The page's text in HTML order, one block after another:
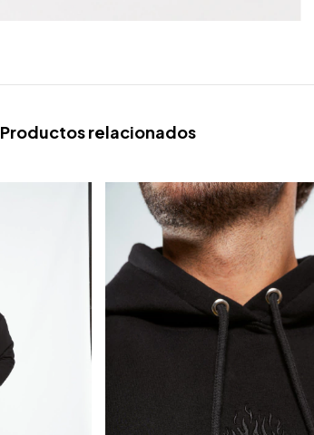
Productos relacionados